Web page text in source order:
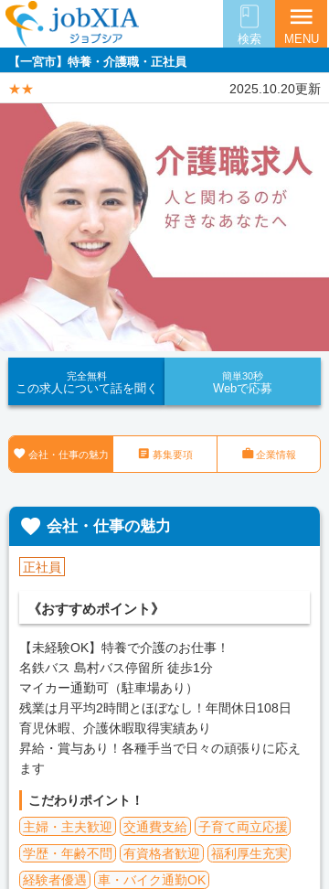
検索
menu
MENU
【一宮市】特養・介護職・正社員
★★ 2025.10.20更新
完全無料
この求人について話を聞く
簡単30秒
Webで応募
 会社・仕事の魅力  募集要項 企業情報
 会社・仕事の魅力
正社員
《おすすめポイント》
【未経験OK】特養で介護のお仕事！
名鉄バス 島村バス停留所 徒歩1分
マイカー通勤可（駐車場あり）
残業は月平均2時間とほぼなし！年間休日108日
育児休暇、介護休暇取得実績あり
昇給・賞与あり！各種手当で日々の頑張りに応え
ます
こだわりポイント！
主婦・主夫歓迎
交通費支給
子育て両立応援
学歴・年齢不問
有資格者歓迎
福利厚生充実
経験者優遇
車・バイク通勤OK